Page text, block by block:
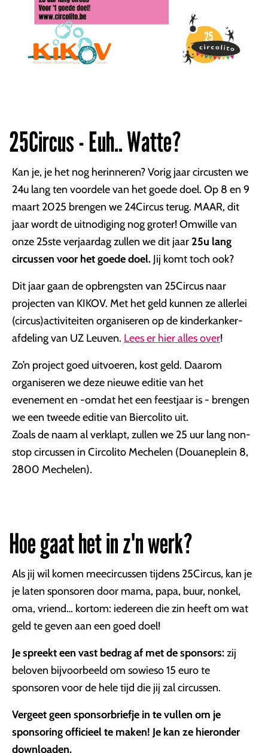
25Circus - Euh.. Watte?
Kan je, je het nog herinneren? Vorig jaar circusten we
24u lang ten voordele van het goede doel. Op 8 en 9
maart 2025 brengen we 24Circus terug. MAAR, dit
jaar wordt de uitnodiging nog groter! Omwille van
onze 25ste verjaardag zullen we dit jaar 25u lang
circussen voor het goede doel. Jij komt toch ook?
Dit jaar gaan de opbrengsten van 25Circus naar
projecten van KIKOV. Met het geld kunnen ze allerlei
(circus)activiteiten organiseren op de kinderkanker-
afdeling van UZ Leuven. Lees er hier alles over!
Zo’n project goed uitvoeren, kost geld. Daarom
organiseren we deze nieuwe editie van het
evenement en -omdat het een feestjaar is - brengen
we een tweede editie van Biercolito uit.
Zoals de naam al verklapt, zullen we 25 uur lang non-
stop circussen in Circolito Mechelen (Douaneplein 8,
2800 Mechelen).
Hoe gaat het in z'n werk?
Als jij wil komen meecircussen tijdens 25Circus, kan je
je laten sponsoren door mama, papa, buur, nonkel,
oma, vriend… kortom: iedereen die zin heeft om wat
geld te geven aan een goed doel!
Je spreekt een vast bedrag af met de sponsors:zij
beloven bijvoorbeeld om sowieso 15 euro te
sponsoren voor de hele tijd die jij zal circussen.
Vergeet geen sponsorbriefje in te vullen om je
sponsoring officieel te maken! Je kan ze hieronder
downloaden.